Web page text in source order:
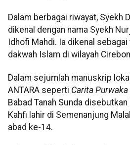
Dalam berbagai riwayat, Syekh
dikenal dengan nama Syekh
Idhofi Mahdi. Ia dikenal
dakwah Islam di wilayah
Dalam sejumlah manuskrip
ANTARA seperti Carita
Babad Tanah Sunda
Kahfi lahir di Semenanjung
abad ke-14.